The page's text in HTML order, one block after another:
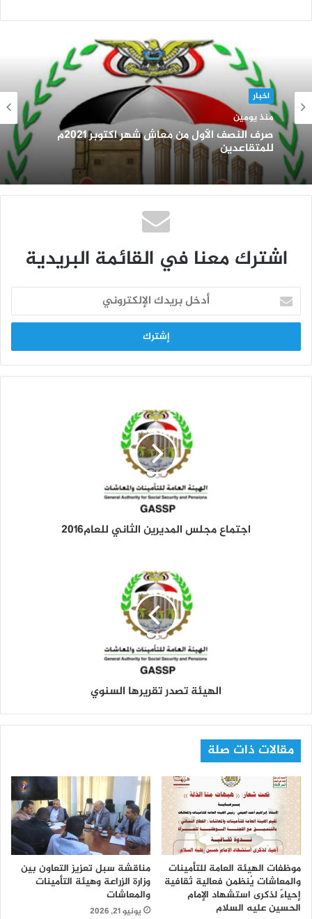
اخبار
منذ يومين
صرف النصف الأول من معاش شهر اكتوبر 2021م
للمتقاعدين
اشترك معنا في القائمة البريدية
خ
ب
ر
ي
اجتماع مجلس المديرين الثاني للعام2016
الهيئة تصدر تقريرها السنوي
مقالات ذات صلة
موظفات الهيئة العامة للتأمينات
والمعاشات يُنظمن فعالية ثقافية
إحياءً لذكرى استشهاد الإمام
الحسين عليه السلام
مناقشة سبل تعزيز التعاون بين
وزارة الزراعة وهيئة التأمينات
والمعاشات
يونيو 21, 2026